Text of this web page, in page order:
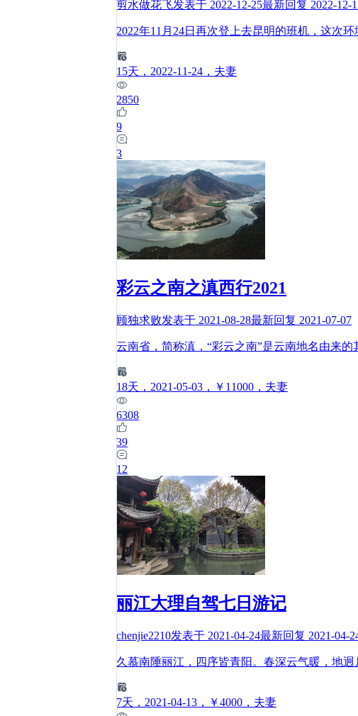
剪水做花飞发表于 2022-12-25最新回复 2022-12-
2022年11月24日再次登上去昆明的班机，这次
15天 ，2022-11-24 ，夫妻
2850
9
3
彩云之南之滇西行2021
顾独求败发表于 2021-08-28最新回复 2021-07-07
云南省，简称滇，“彩云之南”是云南地名由来
18天 ，2021-05-03 ，￥11000 ，夫妻
6308
39
12
丽江大理自驾七日游记
chenjie2210发表于 2021-04-24最新回复 2021-04-
久慕南陲丽江，四序皆青阳。春深云气暖，地
7天 ，2021-04-13 ，￥4000 ，夫妻